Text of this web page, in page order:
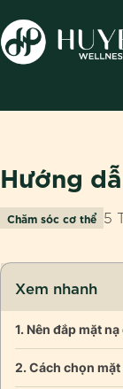
Hướng
Chăm sóc cơ thể 5
Xem nhanh
Nên đắp mặt
Cách chọn